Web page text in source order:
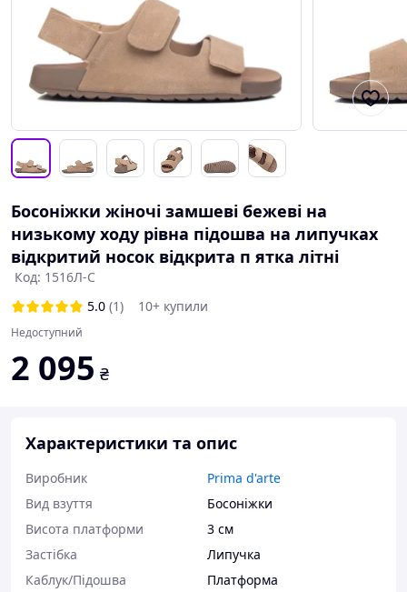
Босоніжки жіночі замшеві бежеві на
низькому ходу рівна підошва на липучках
відкритий носок відкрита п ятка літні
Код: 1516Л-С
5.0 (1) 10+ купили
Недоступний
2 095 ₴
Характеристики та опис
Виробник
Prima d'arte
Вид взуття
Босоніжки
Висота платформи
3 см
Застібка
Липучка
Каблук/Підошва
Платформа